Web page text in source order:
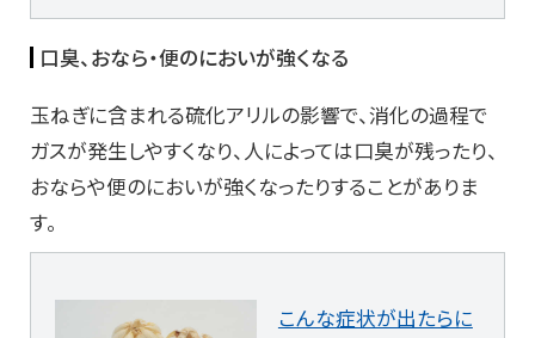
口臭、おなら・便のにおいが強くなる
玉ねぎに含まれる硫化アリルの影響で、消化の過程で
ガスが発生しやすくなり、人によっては口臭が残ったり、
おならや便のにおいが強くなったりすることがありま
す。
こんな症状が出たらに